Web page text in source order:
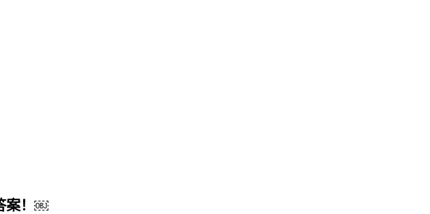
案！￼